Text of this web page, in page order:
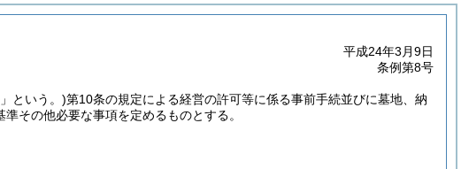
平成24年3月9日
条例第8号
という。)第10条の規定による経営の許可等に係る事前手続並びに墓地、納
その他必要な事項を定めるものとする。